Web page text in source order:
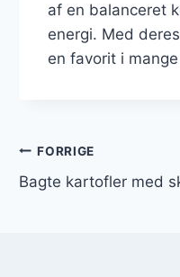
af en balanceret
energi. Med
en favorit i
FORRIGE
Bagte kartofler med